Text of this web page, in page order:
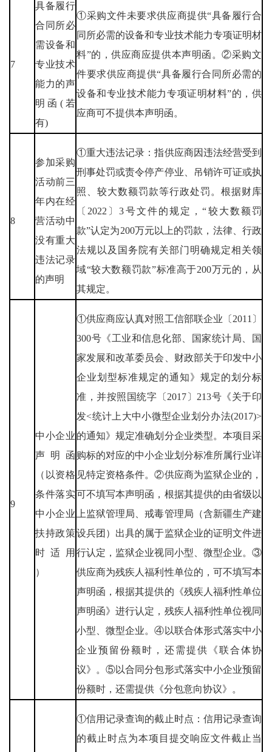
7
具备履行
合同所必
需设备和
专业技术
能力的声
明函(若
有)
①采购文件未要求供应商提供“具备履行合
同所必需的设备和专业技术能力专项证明材
料”的，供应商应提供本声明函。②采购文
件要求供应商提供“具备履行合同所必需的
设备和专业技术能力专项证明材料”的，供
应商可不提供本声明函。
8
参加采购
活动前三
年内在经
营活动中
没有重大
违法记录
的声明
①重大违法记录：指供应商因违法经营受到
刑事处罚或责令停产停业、吊销许可证或执
照、较大数额罚款等行政处罚。根据财库
〔2022〕3号文件的规定，“较大数额罚
款”认定为200万元以上的罚款，法律、行政
法规以及国务院有关部门明确规定相关领
域“较大数额罚款”标准高于200万元的，从
其规定。
9
中小企业
声明函
（以资格
条件落实
中小企业
扶持政策
时适用
）
①供应商应认真对照工信部联企业〔2011〕
300号《工业和信息化部、国家统计局、国
家发展和改革委员会、财政部关于印发中小
企业划型标准规定的通知》规定的划分标
准，并按照国统字〔2017〕213号《关于印
发<统计上大中小微型企业划分办法(2017)>
的通知》规定准确划分企业类型。本项目采
购标的对应的中小企业划分标准所属行业详
见特定资格条件。②供应商为监狱企业的，
可不填写本声明函，根据其提供的由省级以
上监狱管理局、戒毒管理局（含新疆生产建
设兵团）出具的属于监狱企业的证明文件进
行认定，监狱企业视同小型、微型企业。③
供应商为残疾人福利性单位的，可不填写本
声明函，根据其提供的《残疾人福利性单位
声明函》进行认定，残疾人福利性单位视同
小型、微型企业。④以联合体形式落实中小
企业预留份额时，还需提供《联合体协
议》。⑤以合同分包形式落实中小企业预留
份额时，还需提供《分包意向协议》。
①信用记录查询的截止时点：信用记录查询
的截止时点为本项目提交响应文件截止当